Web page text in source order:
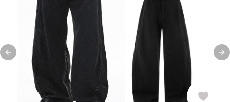
Previous slide